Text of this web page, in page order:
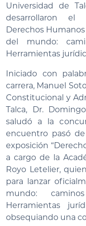
Universidad de
desarrollaron el
Derechos
del mundo:
Herramientas
Iniciado con
carrera, Manuel
Constitucional y
Talca, Dr.
saludó a la
encuentro pasó
exposición
a cargo de la
Royo Letelier,
para lanzar
mundo:
Herramientas
obsequiando una